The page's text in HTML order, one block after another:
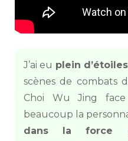
J’ai eu plein
scènes de combats
Choi Wu Jing face
beaucoup la
dans la force